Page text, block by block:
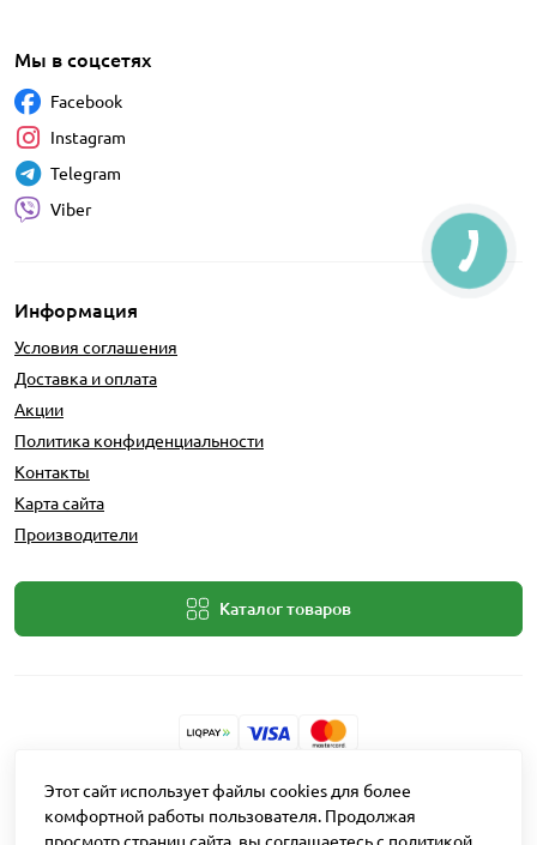
Информация
Условия соглашения
Доставка и оплата
Акции
Политика конфиденциальности
Контакты
Карта сайта
Производители
Каталог товаров
Мы в соцсетях
Facebook
Instagram
Telegram
Viber
Разработчик: Intent Solutions
Этот сайт использует файлы cookies для более
комфортной работы пользователя. Продолжая